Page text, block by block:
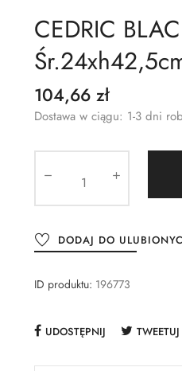
CEDRIC
104,66 zł
Dostawa w ciągu: 1-3 dni
DODAJ DO
ID produktu: 196773
UDOSTĘPNIJ TWEETUJ